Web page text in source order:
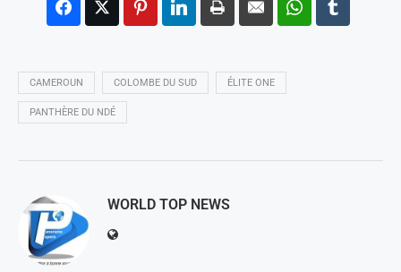
CAMEROUN COLOMBE DU SUD ÉLITE ONE
PANTHÈRE DU NDÉ
WORLD TOP NEWS